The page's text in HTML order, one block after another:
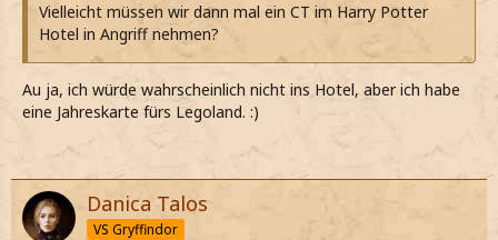
Vielleicht müssen wir dann mal ein CT im Harry Potter
Hotel in Angriff nehmen?
Au ja, ich würde wahrscheinlich nicht ins Hotel, aber ich habe
eine Jahreskarte fürs Legoland. :)
Danica Talos
VS Gryffindor